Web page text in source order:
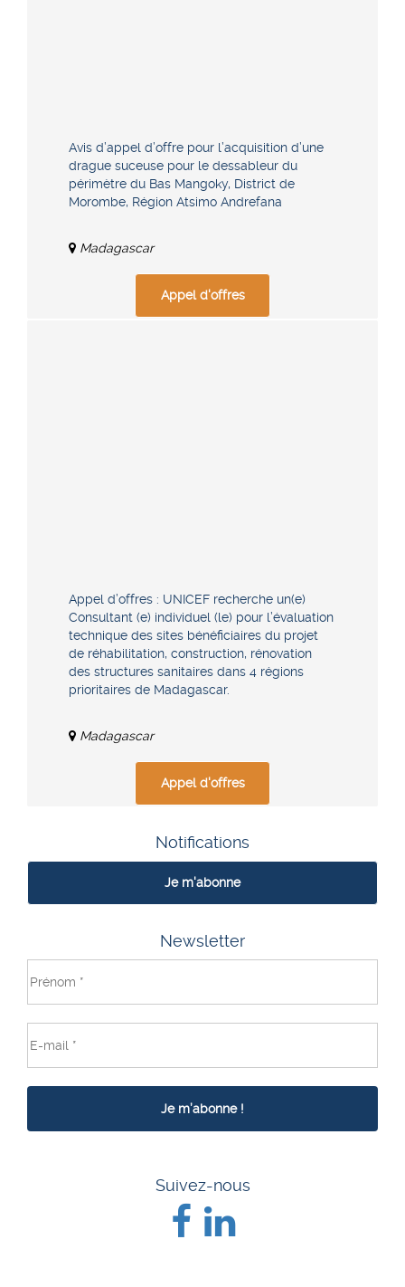
Avis d’appel d’offre pour l’acquisition d’une
drague suceuse pour le dessableur du
périmètre du Bas Mangoky, District de
Morombe, Région Atsimo Andrefana
Madagascar
Appel d'offres
Appel d’offres : UNICEF recherche un(e)
Consultant (e) individuel (le) pour l’évaluation
technique des sites bénéficiaires du projet
de réhabilitation, construction, rénovation
des structures sanitaires dans 4 régions
prioritaires de Madagascar.
Madagascar
Appel d'offres
Notifications
Je m'abonne
Newsletter
Suivez-nous